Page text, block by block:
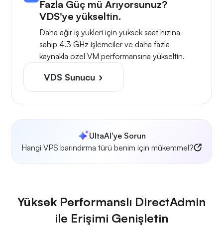
Fazla Güç mü Arıyorsunuz?
VDS'ye yükseltin.
Daha ağır iş yükleri için yüksek saat hızına
sahip 4.3 GHz işlemciler ve daha fazla
kaynakla özel VM performansına yükseltin.
VDS Sunucu
UltaAI'ye Sorun
Hangi VPS barındırma türü benim için mükemmel?
Yüksek Performanslı DirectAdmin
ile Erişimi Genişletin